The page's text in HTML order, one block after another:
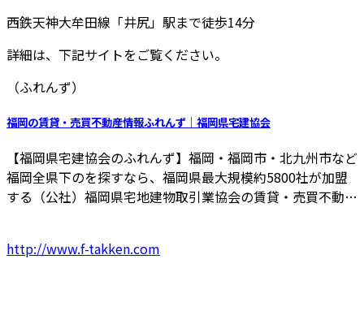
西鉄天神大牟田線「井尻」駅まで徒歩14分
詳細は、下記サイトをご覧ください。
（ふれんず）
福岡の賃貸・売買不動産情報ふれんず｜福岡県宅建協会
【福岡県宅建協会のふれんず】福岡・福岡市・北九州市など
福岡全県下のを探すなら、福岡県最大規模約5800社が加盟
する（公社）福岡県宅地建物取引業協会の賃貸・売買不動…
http://www.f-takken.com